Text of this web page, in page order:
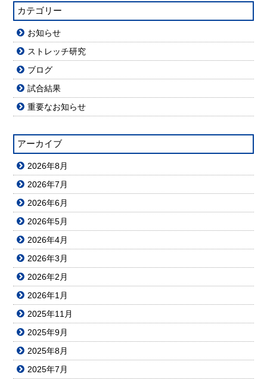
カテゴリー
お知らせ
ストレッチ研究
ブログ
試合結果
重要なお知らせ
アーカイブ
2026年8月
2026年7月
2026年6月
2026年5月
2026年4月
2026年3月
2026年2月
2026年1月
2025年11月
2025年9月
2025年8月
2025年7月